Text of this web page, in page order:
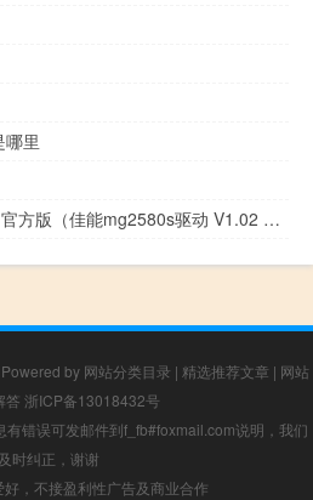
哪里
佳能mg2580s驱动 V1.02 官方版（佳能mg2580s驱动 V1.02 官方版功能简介）
Powered by 网站分类目录 | 精选推荐文章 | 网站
答 浙ICP备13018432号
错误可发邮件到f_fb#foxmail.com说明，我们
时纠正，谢谢
，不接盈利性广告及商业合作